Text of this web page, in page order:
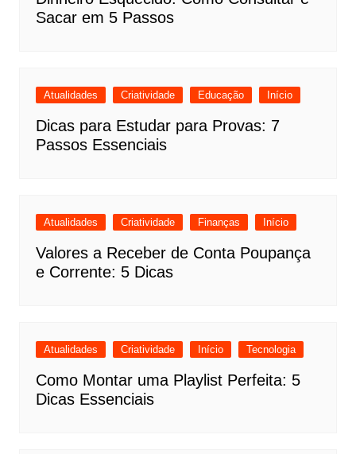
Sacar em 5 Passos
Atualidades Criatividade Educação Início
Dicas para Estudar para Provas: 7
Passos Essenciais
Atualidades Criatividade Finanças Início
Valores a Receber de Conta Poupança
e Corrente: 5 Dicas
Atualidades Criatividade Início Tecnologia
Como Montar uma Playlist Perfeita: 5
Dicas Essenciais